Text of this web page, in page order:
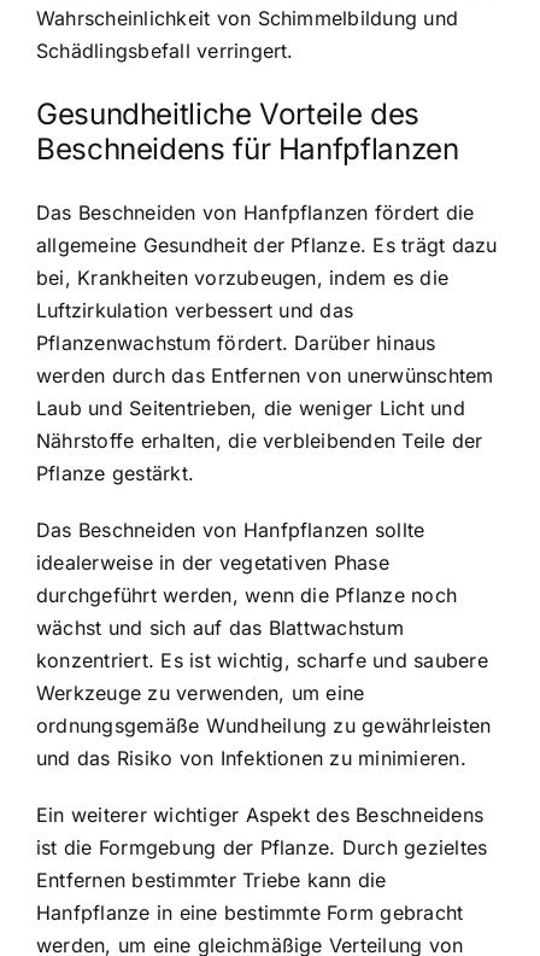
Wahrscheinlichkeit von Schimmelbildung und
Schädlingsbefall verringert.
Gesundheitliche Vorteile des
Beschneidens für Hanfpflanzen
Das Beschneiden von Hanfpflanzen fördert die
allgemeine Gesundheit der Pflanze. Es trägt dazu
bei, Krankheiten vorzubeugen, indem es die
Luftzirkulation verbessert und das
Pflanzenwachstum fördert. Darüber hinaus
werden durch das Entfernen von unerwünschtem
Laub und Seitentrieben, die weniger Licht und
Nährstoffe erhalten, die verbleibenden Teile der
Pflanze gestärkt.
Das Beschneiden von Hanfpflanzen sollte
idealerweise in der vegetativen Phase
durchgeführt werden, wenn die Pflanze noch
wächst und sich auf das Blattwachstum
konzentriert. Es ist wichtig, scharfe und saubere
Werkzeuge zu verwenden, um eine
ordnungsgemäße Wundheilung zu gewährleisten
und das Risiko von Infektionen zu minimieren.
Ein weiterer wichtiger Aspekt des Beschneidens
ist die Formgebung der Pflanze. Durch gezieltes
Entfernen bestimmter Triebe kann die
Hanfpflanze in eine bestimmte Form gebracht
werden, um eine gleichmäßige Verteilung von